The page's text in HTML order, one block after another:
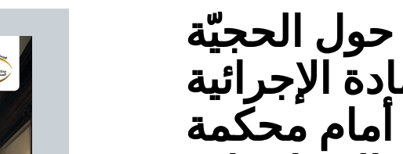
الحجيّة
الإجرائية
أمام محكمة